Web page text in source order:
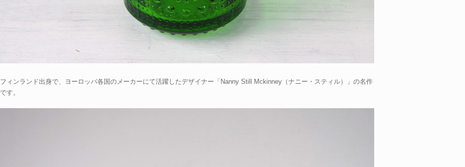
フィンランド出身で、ヨーロッパ各国のメーカーにて活躍したデザイナー「Nanny Still Mckinney（ナニー・スティル）」の名作
です。